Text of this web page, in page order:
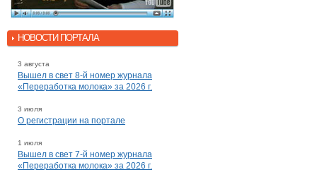
НОВОСТИ ПОРТАЛА
3 августа
Вышел в свет 8-й номер журнала
«Переработка молока» за 2026 г.
3 июля
О регистрации на портале
1 июля
Вышел в свет 7-й номер журнала
«Переработка молока» за 2026 г.